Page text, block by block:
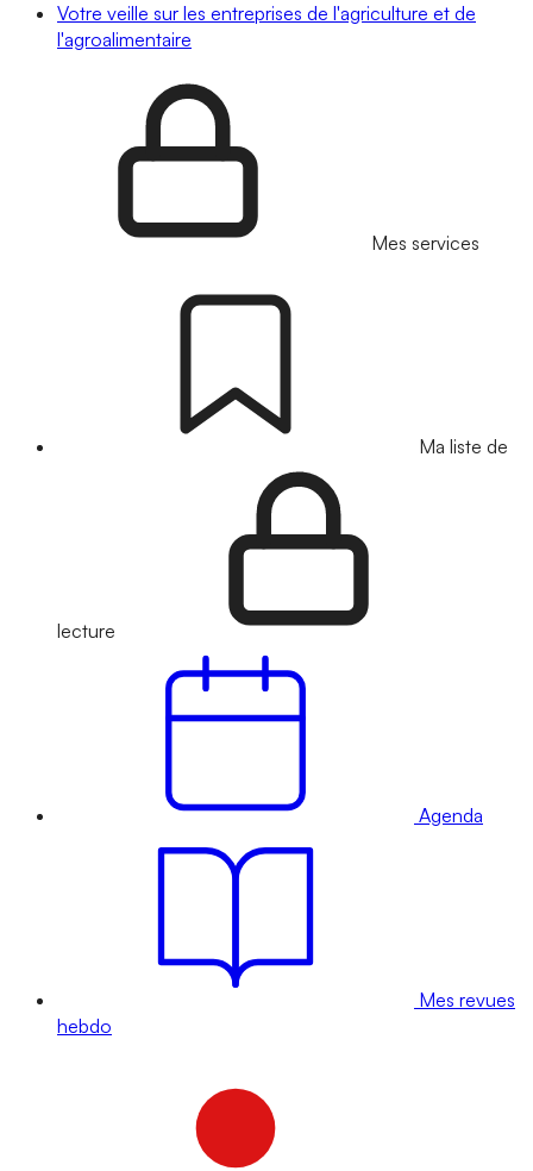
Votre veille sur les entreprises de l'agriculture et de
l'agroalimentaire
Mes services
Ma liste de
lecture
Agenda
Mes revues
hebdo